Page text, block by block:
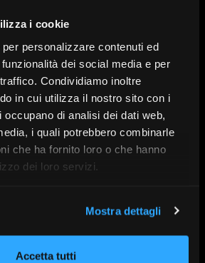
i cookie
personalizzare contenuti ed
dei social media e per
Condividiamo inoltre
in cui utilizza il nostro sito con i
di analisi dei dati web,
i quali potrebbero combinarle
che ha fornito loro o che hanno
dei loro servizi.
Mostra dettagli
Accetta tutti
e operatori, in un momento in
chiave per affrontare le sfide
Renato Miraglia, Marco Medici,
Federico, Fabio Petti
11:45